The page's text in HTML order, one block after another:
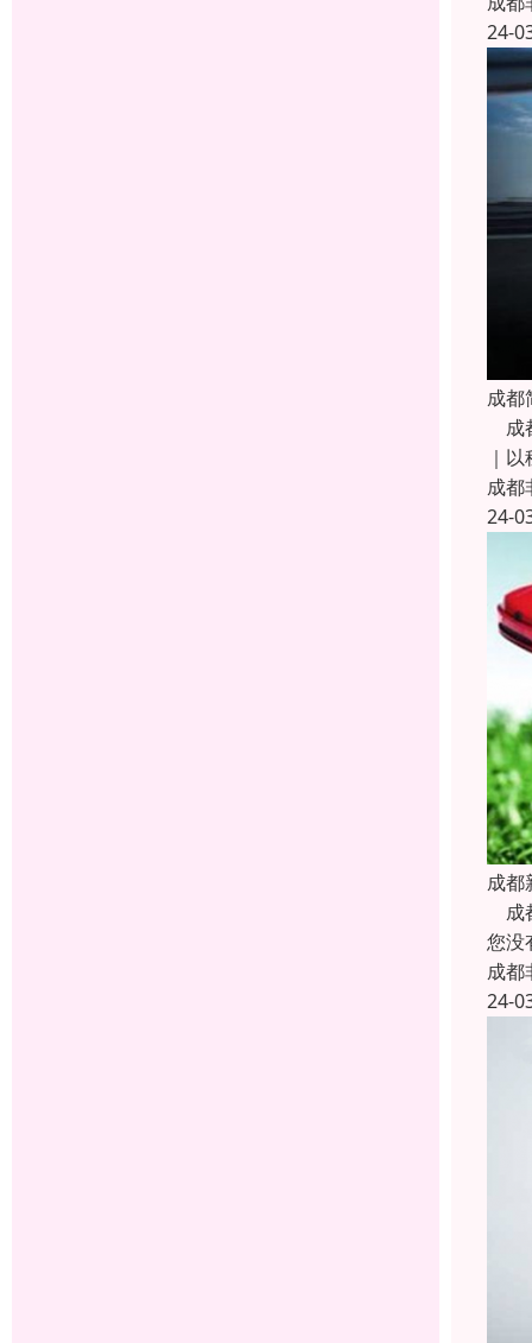
24-
成都
成
｜
成都
24-
成都
成
您没
成都
24-